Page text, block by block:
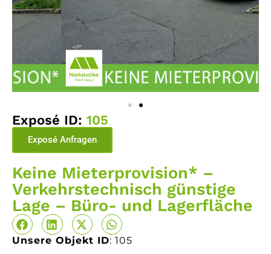
Exposé ID: 105
Exposé Anfragen
Keine Mieterprovision* –
Verkehrstechnisch günstige
Lage – Büro- und Lagerfläche
Unsere Objekt ID: 105